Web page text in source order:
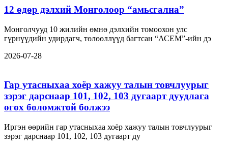
12 өдөр дэлхий Монголоор “амьсгална”
Монголчууд 10 жилийн өмнө дэлхийн томоохон улс
гүрнүүдийн удирдагч, төлөөллүүд багтсан “АСЕМ”-ийн дэ
2026-07-28
Гар утасныхаа хоёр хажуу талын товчлуурыг
зэрэг дарснаар 101, 102, 103 дугаарт дуудлага
өгөх боломжтой болжээ
Иргэн өөрийн гар утасныхаа хоёр хажуу талын товчлуурыг
зэрэг дарснаар 101, 102, 103 дугаарт ду